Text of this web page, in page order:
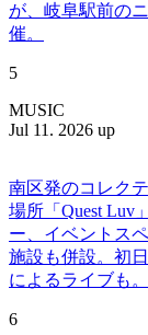
が、岐阜駅前の
催。
5
MUSIC
Jul 11. 2026 up
南区発のコレク
場所「Quest Luv
ー、イベントス
施設も併設。初
によるライブも。
6